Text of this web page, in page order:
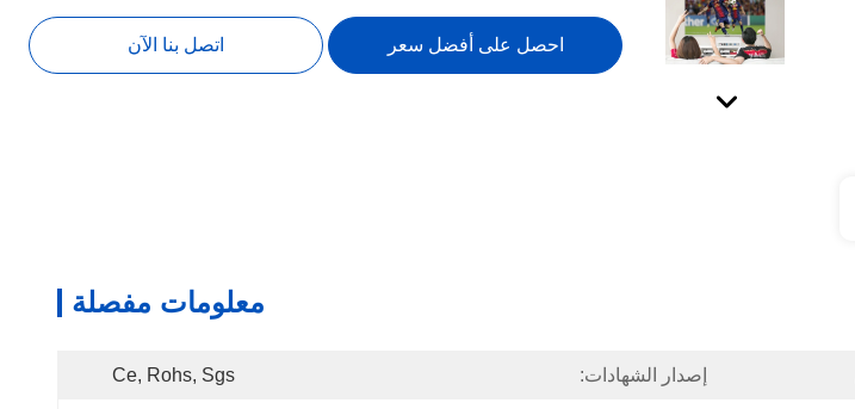
احصل على أفضل سعر اتصل بنا الآن
معلومات مفصلة
إصدار الشهادات: Ce, Rohs, Sgs